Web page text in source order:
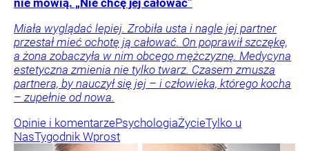
Miała wyglądać lepiej. Zrobiła usta i nagle jej partner
przestał mieć ochotę ją całować. On poprawił szczękę,
a żona zobaczyła w nim obcego mężczyznę. Medycyna
estetyczna zmienia nie tylko twarz. Czasem zmusza
partnera, by nauczył się jej – i człowieka, którego kocha
– zupełnie od nowa.
Opinie i komentarzePsychologiaŻycieTylko u
NasTygodnik Wprost